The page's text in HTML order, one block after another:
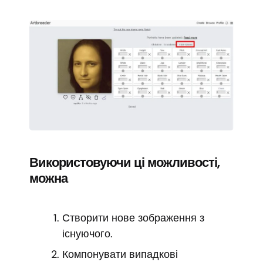
Використовуючи ці можливості,
можна
Створити нове зображення з
існуючого.
Компонувати випадкові